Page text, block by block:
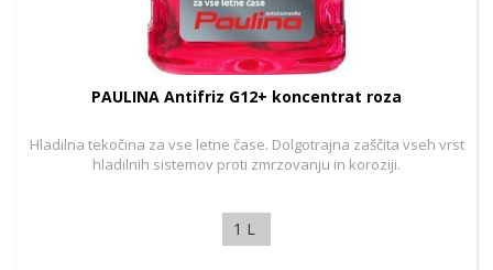
PAULINA Antifriz G12+ koncentrat roza
Hladilna tekočina za vse letne čase. Dolgotrajna zaščita vseh vrst
hladilnih sistemov proti zmrzovanju in koroziji.
1 L